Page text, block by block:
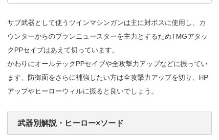
サブ武器として使うツインマシンガンは主に対ボスに使用し、カ
ウンターからのブランニュースターを主力とするためTMGアタッ
クPPセイブはあえて切っています。
かわりにオールテックPPセイブや全攻撃力アップなどに振ってい
ます、防御面をさらに補強したい方は全攻撃力アップを切り、HP
アップやヒーローウィルに振ると良いでしょう。
武器別解説・ヒーロー×ソード